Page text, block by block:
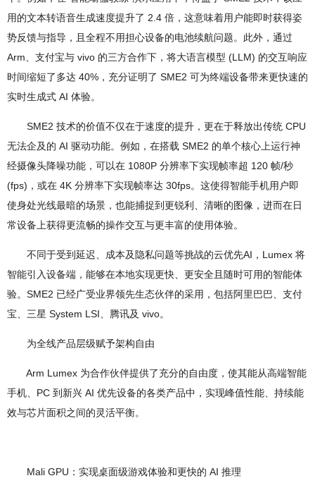
用的文本转语音生成速度提升了 2.4 倍，这意味着用户能即时获得姿
势反馈与指导，且全程不用担心设备的电池续航问题。此外，通过
Arm、支付宝与 vivo 的三方合作下，将大语言模型 (LLM) 的交互响应
时间缩短了多达 40%，充分证明了 SME2 可为终端设备带来更快速的
实时生成式 AI 体验。
SME2 技术的价值不仅在于速度的提升，更在于释放出传统 CPU
无法企及的 AI 驱动功能。例如，在搭载 SME2 的单个核心上运行神
经摄像头降噪功能，可以在 1080P 分辨率下实现帧率超 120 帧/秒
(fps)，或在 4K 分辨率下实现帧率达 30fps。这使得智能手机用户即
使身处光线最暗的场景，也能捕捉到更锐利、清晰的图像，进而在日
常设备上获得更流畅的操作交互与更丰富的使用体验。
不同于受到延迟、成本及隐私问题等挑战的云优先AI，Lumex 将
智能引入设备端，能够在本地实现更快、更安全且随时可用的智能体
验。SME2 已经广受业界领先生态伙伴的采用，包括阿里巴巴、支付
宝、三星 System LSI、腾讯及 vivo。
为全线产品层级赋予架构自由
Arm Lumex 为合作伙伴提供了充分的自由度，使其能从高端智能
手机、PC 到新兴 AI 优先设备的各类产品中，实现峰值性能、持续能
效与芯片面积之间的灵活平衡。
Mali GPU：实现桌面级游戏体验和更快的 AI 推理